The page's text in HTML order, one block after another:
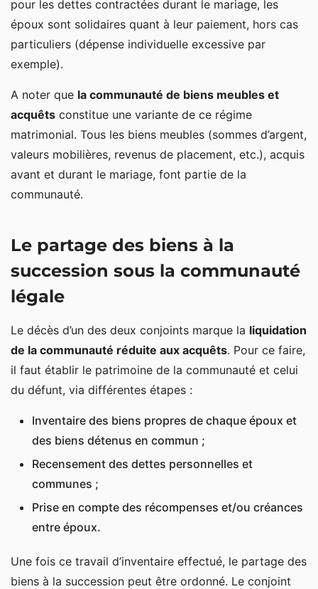
pour les dettes contractées durant le mariage, les
époux sont solidaires quant à leur paiement, hors cas
particuliers (dépense individuelle excessive par
exemple).
A noter que la communauté de biens meubles et
acquêts constitue une variante de ce régime
matrimonial. Tous les biens meubles (sommes d’argent,
valeurs mobilières, revenus de placement, etc.), acquis
avant et durant le mariage, font partie de la
communauté.
Le partage des biens à la
succession sous la communauté
légale
Le décès d’un des deux conjoints marque la liquidation
de la communauté réduite aux acquêts. Pour ce faire,
il faut établir le patrimoine de la communauté et celui
du défunt, via différentes étapes :
Inventaire des biens propres de chaque époux et
des biens détenus en commun ;
Recensement des dettes personnelles et
communes ;
Prise en compte des récompenses et/ou créances
entre époux.
Une fois ce travail d’inventaire effectué, le partage des
biens à la succession peut être ordonné. Le conjoint